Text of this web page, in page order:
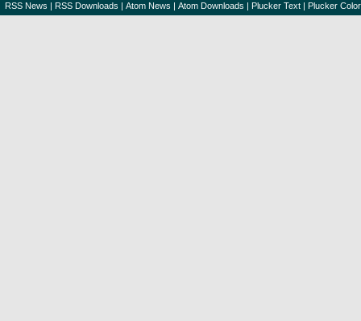
RSS News | RSS Downloads | Atom News | Atom Downloads | Plucker Text | Plucker Color